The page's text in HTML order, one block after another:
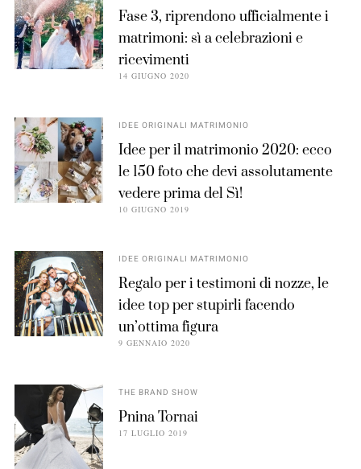
Fase 3, riprendono ufficialmente i
matrimoni: sì a celebrazioni e
ricevimenti
14 GIUGNO 2020
IDEE ORIGINALI MATRIMONIO
Idee per il matrimonio 2020: ecco
le 150 foto che devi assolutamente
vedere prima del Sì!
10 GIUGNO 2019
IDEE ORIGINALI MATRIMONIO
Regalo per i testimoni di nozze, le
idee top per stupirli facendo
un’ottima figura
9 GENNAIO 2020
THE BRAND SHOW
Pnina Tornai
17 LUGLIO 2019